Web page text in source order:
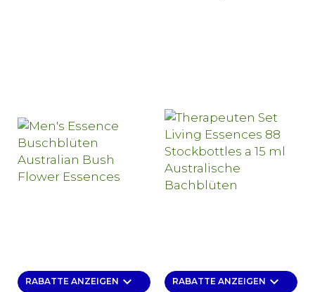
RABATTE ANZEIGEN keyboard_arrow_down RABATTE ANZEIGEN keyboard_arrow_down